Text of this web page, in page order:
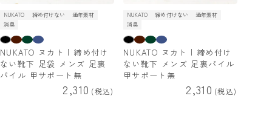
NUKATO 締め付けない
通年素材
消臭
NUKATO ヌカト | 締め付け
ない靴下 足袋 メンズ 足裏
パイル 甲サポート無
2,310 税込
NUKATO 締め付けない
通年素材
消臭
NUKATO ヌカト | 締め付け
ない靴下 メンズ 足裏パイル
甲サポート無
2,310 税込